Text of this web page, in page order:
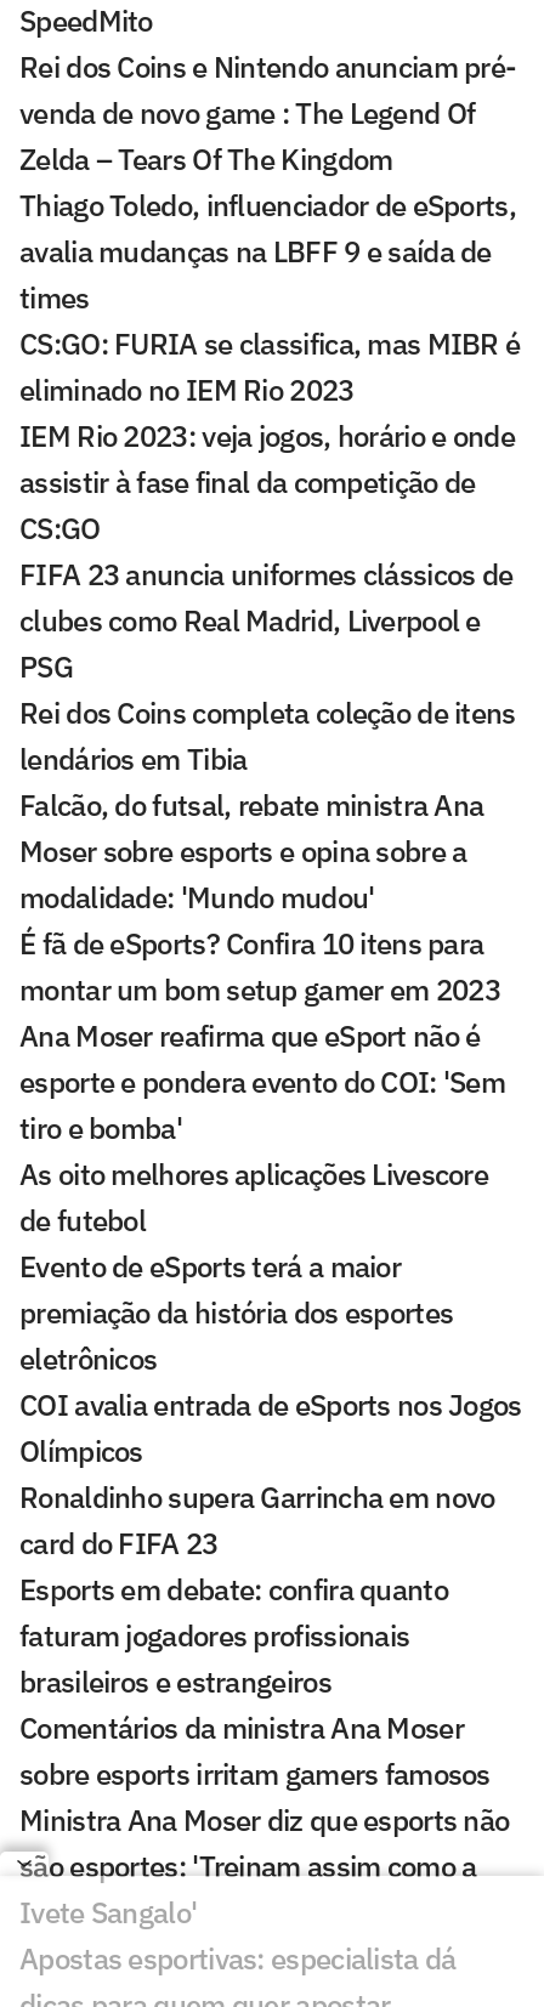
SpeedMito
Rei dos Coins e Nintendo anunciam pré-
venda de novo game : The Legend Of
Zelda – Tears Of The Kingdom
Thiago Toledo, influenciador de eSports,
avalia mudanças na LBFF 9 e saída de
times
CS:GO: FURIA se classifica, mas MIBR é
eliminado no IEM Rio 2023
IEM Rio 2023: veja jogos, horário e onde
assistir à fase final da competição de
CS:GO
FIFA 23 anuncia uniformes clássicos de
clubes como Real Madrid, Liverpool e
PSG
Rei dos Coins completa coleção de itens
lendários em Tibia
Falcão, do futsal, rebate ministra Ana
Moser sobre esports e opina sobre a
modalidade: 'Mundo mudou'
É fã de eSports? Confira 10 itens para
montar um bom setup gamer em 2023
Ana Moser reafirma que eSport não é
esporte e pondera evento do COI: 'Sem
tiro e bomba'
As oito melhores aplicações Livescore
de futebol
Evento de eSports terá a maior
premiação da história dos esportes
eletrônicos
COI avalia entrada de eSports nos Jogos
Olímpicos
Ronaldinho supera Garrincha em novo
card do FIFA 23
Esports em debate: confira quanto
faturam jogadores profissionais
brasileiros e estrangeiros
Comentários da ministra Ana Moser
sobre esports irritam gamers famosos
Ministra Ana Moser diz que esports não
são esportes: 'Treinam assim como a
Ivete Sangalo'
Apostas esportivas: especialista dá